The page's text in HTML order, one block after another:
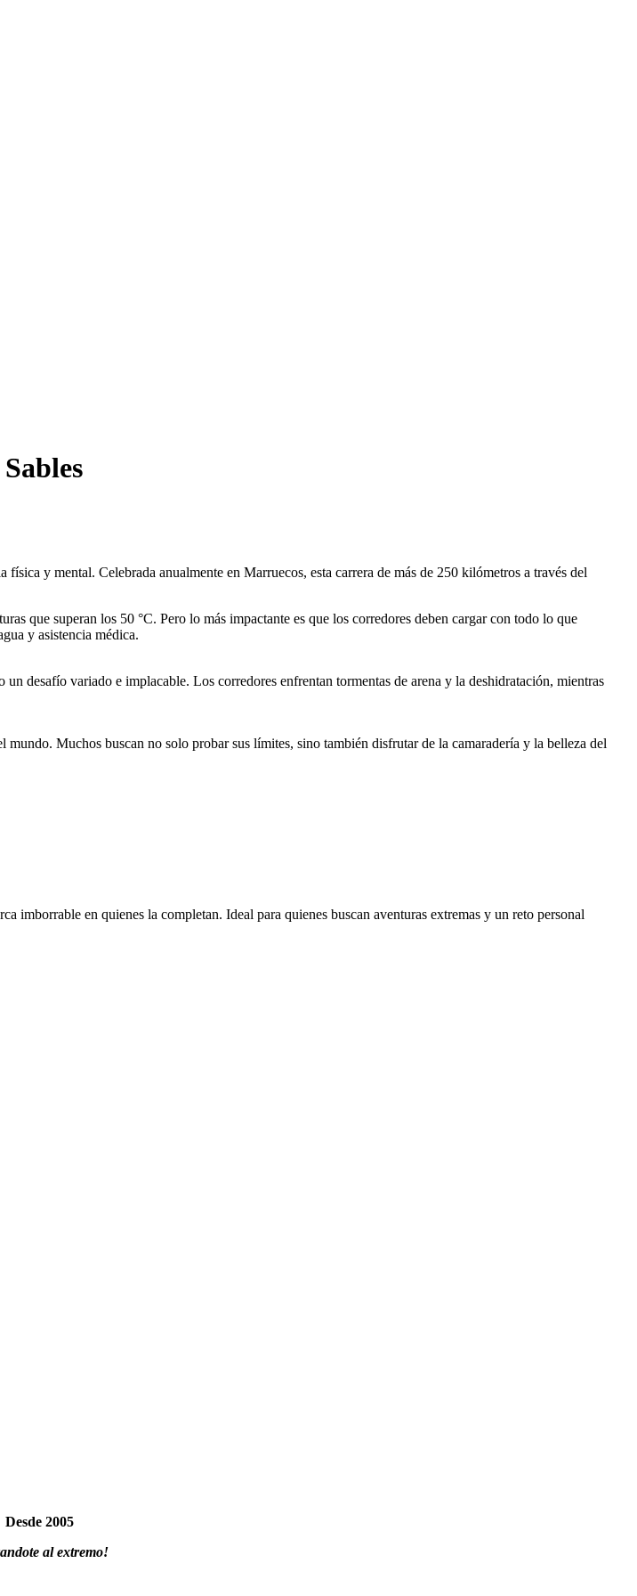
y mental. Celebrada anualmente en Marruecos, esta carrera de más de 250 kilómetros a través del
que superan los 50 °C. Pero lo más impactante es que los corredores deben cargar con todo lo que
y asistencia médica.
desafío variado e implacable. Los corredores enfrentan tormentas de arena y la deshidratación, mientras
Muchos buscan no solo probar sus límites, sino también disfrutar de la camaradería y la belleza del
imborrable en quienes la completan. Ideal para quienes buscan aventuras extremas y un reto personal
Desde 2005
al extremo!